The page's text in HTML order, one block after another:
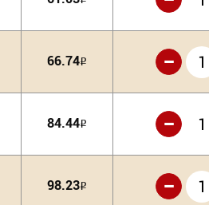
66.74Р -
84.44Р -
98.23Р -